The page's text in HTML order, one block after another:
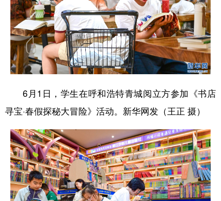
6月1日，学生在呼和浩特青城阅立方参加《书店
寻宝·春假探秘大冒险》活动。新华网发（王正 摄）